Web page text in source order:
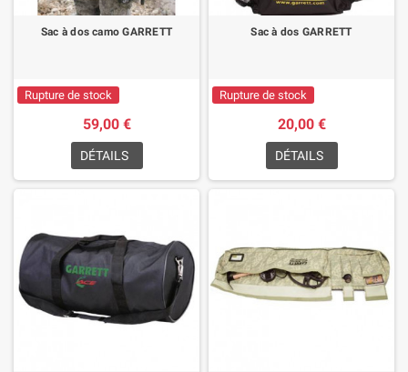
Sac à dos camo GARRETT
Rupture de stock
59,00 €
DÉTAILS
Sac à dos GARRETT
Rupture de stock
20,00 €
DÉTAILS